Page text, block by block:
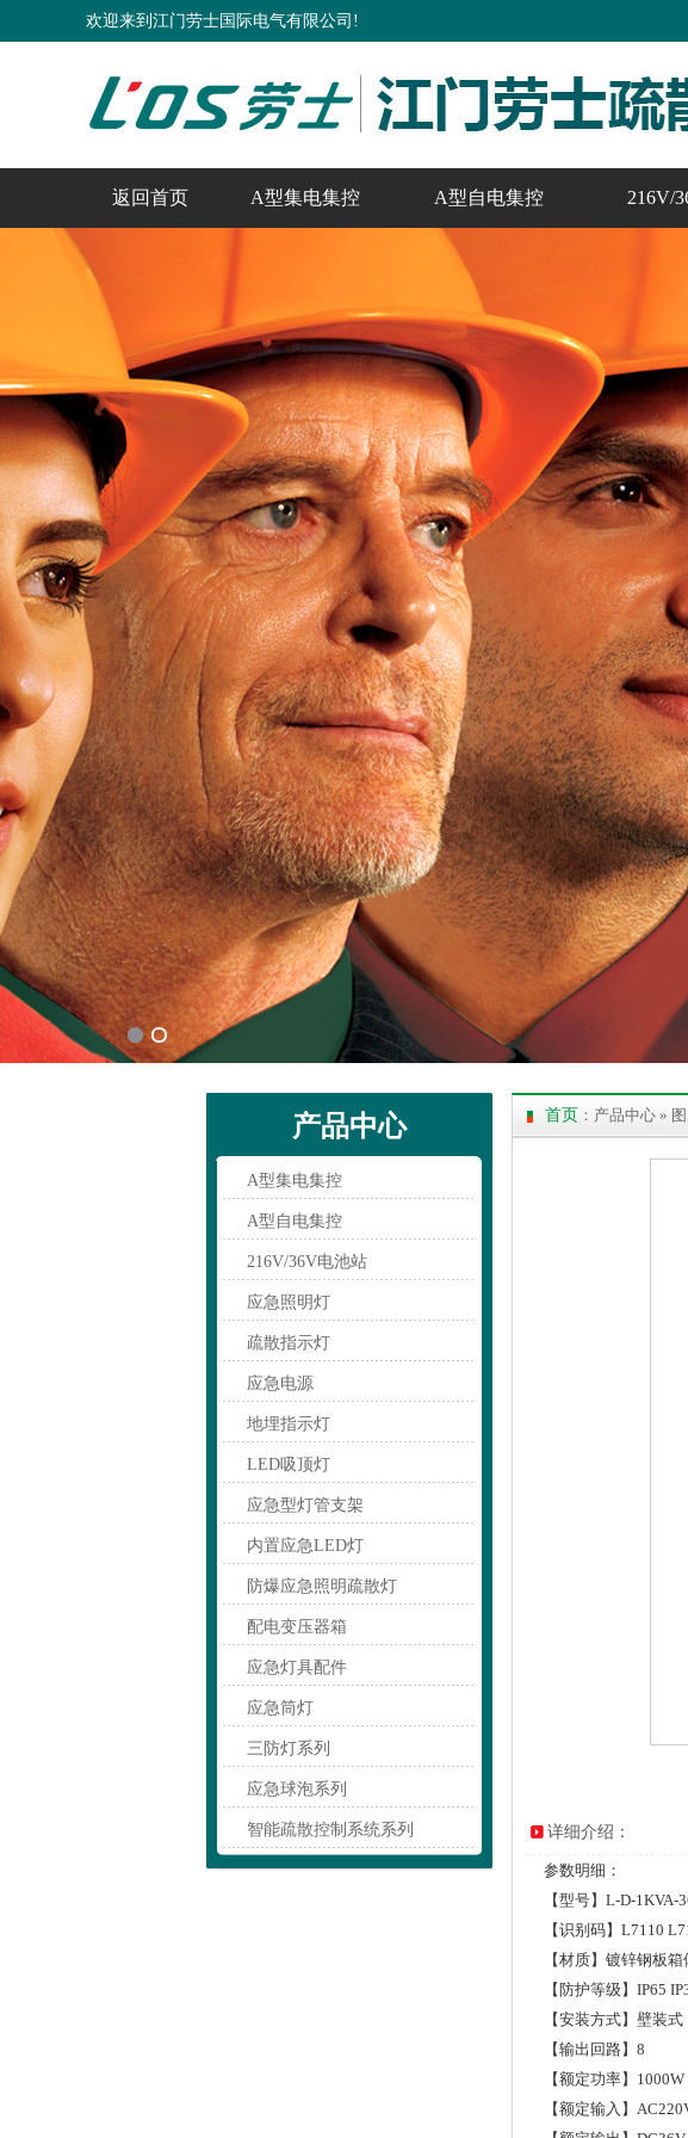
欢迎来到江门劳士国际电气有限公司!
返回首页 A型集电集控 A型自电集控 216V/
产品中心
A型集电集控
A型自电集控
216V/36V电池站
应急照明灯
疏散指示灯
应急电源
地埋指示灯
LED吸顶灯
应急型灯管支架
内置应急LED灯
防爆应急照明疏散灯
配电变压器箱
应急灯具配件
应急筒灯
三防灯系列
应急球泡系列
智能疏散控制系统系列
首页 ：产品中心 »
详细介绍：
参数明细：
【型号】L-D-
【识别码】L7110
【材质】镀锌钢板
【防护等级】IP65
【安装方式】壁装式
【输出回路】8
【额定功率】1000W
【额定输入】